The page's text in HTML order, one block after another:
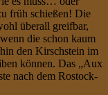
früh schießen! Die
überall greifbar,
die schon kaum
den Kirschstein im
können. Das „Aux
nach dem Rostock-